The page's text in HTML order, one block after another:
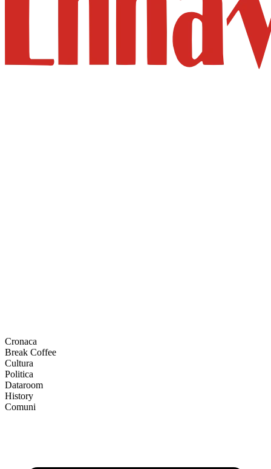
Cronaca
Break Coffee
Cultura
Politica
Dataroom
History
Comuni